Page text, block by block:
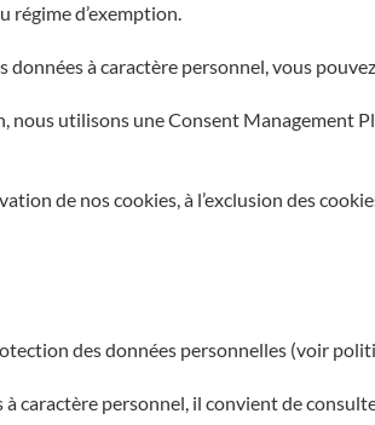
régime d’exemption.
à caractère personnel, vous
utilisons une Consent Management
de nos cookies, à l’exclusion des
des données personnelles (voir
personnel, il convient de